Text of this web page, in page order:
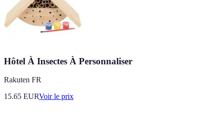
Hôtel À Insectes À Personnaliser
Rakuten FR
15.65 EURVoir le prix